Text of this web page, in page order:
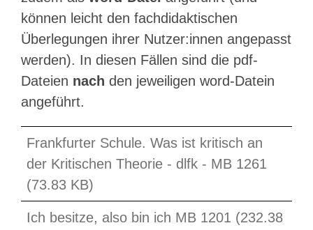
können leicht den fachdidaktischen
Überlegungen ihrer Nutzer:innen angepasst
werden). In diesen Fällen sind die pdf-
Dateien nach den jeweiligen word-Datein
angeführt.
Frankfurter Schule. Was ist kritisch an
der Kritischen Theorie - dlfk - MB 1261
(73.83 KB)
Ich besitze, also bin ich MB 1201 (232.38